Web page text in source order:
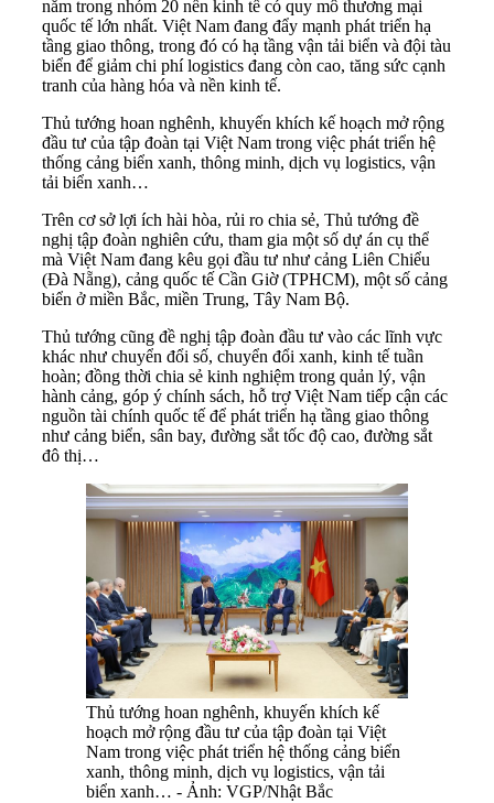
nằm trong nhóm 20 nền kinh tế có quy mô thương mại
quốc tế lớn nhất. Việt Nam đang đẩy mạnh phát triển hạ
tầng giao thông, trong đó có hạ tầng vận tải biển và đội tàu
biển để giảm chi phí logistics đang còn cao, tăng sức cạnh
tranh của hàng hóa và nền kinh tế.
Thủ tướng hoan nghênh, khuyến khích kế hoạch mở rộng
đầu tư của tập đoàn tại Việt Nam trong việc phát triển hệ
thống cảng biển xanh, thông minh, dịch vụ logistics, vận
tải biển xanh…
Trên cơ sở lợi ích hài hòa, rủi ro chia sẻ, Thủ tướng đề
nghị tập đoàn nghiên cứu, tham gia một số dự án cụ thể
mà Việt Nam đang kêu gọi đầu tư như cảng Liên Chiểu
(Đà Nẵng), cảng quốc tế Cần Giờ (TPHCM), một số cảng
biển ở miền Bắc, miền Trung, Tây Nam Bộ.
Thủ tướng cũng đề nghị tập đoàn đầu tư vào các lĩnh vực
khác như chuyển đổi số, chuyển đổi xanh, kinh tế tuần
hoàn; đồng thời chia sẻ kinh nghiệm trong quản lý, vận
hành cảng, góp ý chính sách, hỗ trợ Việt Nam tiếp cận các
nguồn tài chính quốc tế để phát triển hạ tầng giao thông
như cảng biển, sân bay, đường sắt tốc độ cao, đường sắt
đô thị…
Thủ tướng hoan nghênh, khuyến khích kế
hoạch mở rộng đầu tư của tập đoàn tại Việt
Nam trong việc phát triển hệ thống cảng biển
xanh, thông minh, dịch vụ logistics, vận tải
biển xanh… - Ảnh: VGP/Nhật Bắc